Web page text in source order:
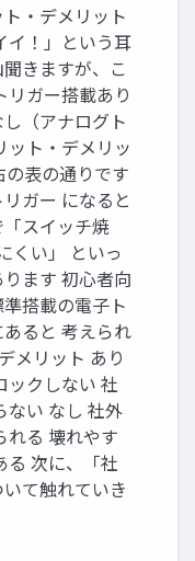
・デメリット
！」という耳
きますが、こ
リガー搭載あり
（アナログト
ット・デメリッ
の表の通りです
ガー になると
スイッチ焼
くい」 といっ
ます 初心者向
搭載の電子ト
ると 考えられ
メリット あり
ックしない 社
ない なし 社外
れる 壊れやす
る 次に、「社
て触れていき